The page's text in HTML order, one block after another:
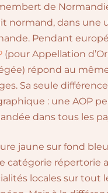
de
normand, dans une
Pendant
(pour Appellation
répond au
Sa seule
: une AOP
dans tous les
jaune sur fond
catégorie répertorie
locales sur tout